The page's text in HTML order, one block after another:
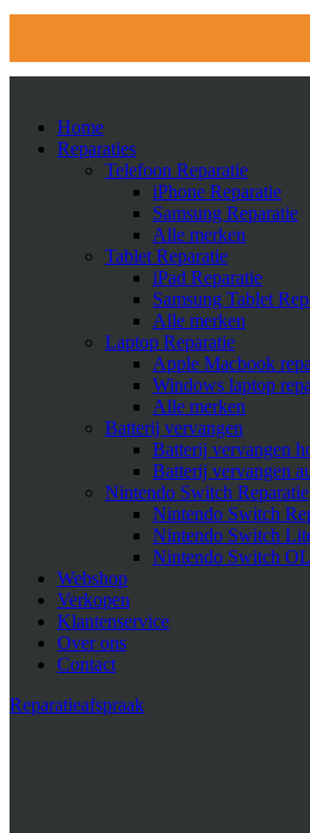
Home
Reparaties
Telefoon Reparatie
iPhone Reparatie
Samsung Reparatie
Alle merken
Tablet Reparatie
iPad Reparatie
Samsung Tablet
Alle merken
Laptop Reparatie
Apple Macbook
Windows laptop
Alle merken
Batterij vervangen
Batterij vervangen
Batterij vervangen
Nintendo Switch Reparatie
Nintendo Switch
Nintendo Switch
Nintendo Switch
Webshop
Verkopen
Klantenservice
Over ons
Contact
Reparatieafspraak